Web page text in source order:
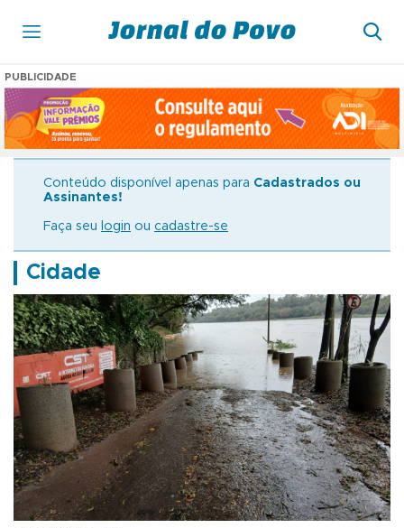
PUBLICIDADE
Conteúdo disponível apenas para Cadastrados ou
Assinantes!
Faça seu login ou cadastre-se
Cidade